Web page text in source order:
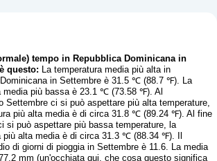
tempo in Repubblica Dominicana in
questo: La temperatura media più alta in
Dominicana in Settembre è 31.5 ℃ (88.7 ℉). La
media più bassa è 23.1 ℃ (73.58 ℉). Al
Settembre ci si può aspettare più alta temperature,
più alta media è di circa 31.8 ℃ (89.24 ℉). Al fine
si può aspettare più bassa temperature, la
più alta media è di circa 31.3 ℃ (88.34 ℉). Il
di giorni di pioggia in Settembre è 11.6. La media
mm (un'occhiata qui, che cosa questo significa